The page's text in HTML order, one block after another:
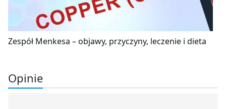
Zespół Menkesa – objawy, przyczyny, leczenie i dieta
Opinie